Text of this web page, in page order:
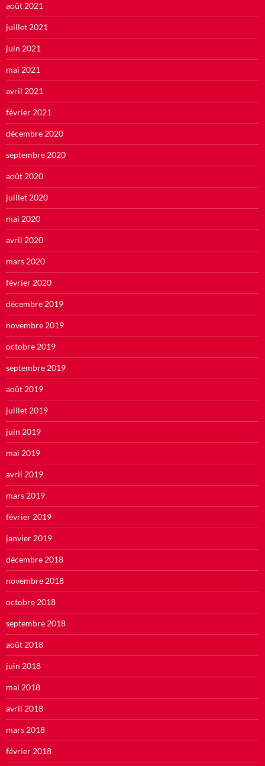
août 2021
juillet 2021
juin 2021
mai 2021
avril 2021
février 2021
décembre 2020
septembre 2020
août 2020
juillet 2020
mai 2020
avril 2020
mars 2020
février 2020
décembre 2019
novembre 2019
octobre 2019
septembre 2019
août 2019
juillet 2019
juin 2019
mai 2019
avril 2019
mars 2019
février 2019
janvier 2019
décembre 2018
novembre 2018
octobre 2018
septembre 2018
août 2018
juin 2018
mai 2018
avril 2018
mars 2018
février 2018